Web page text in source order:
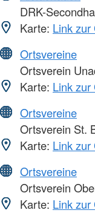
DRK-
Karte: Link zur
Ortsvereine
Ortsverein
Karte: Link zur
Ortsvereine
Ortsverein St.
Karte: Link zur
Ortsvereine
Ortsverein
Karte: Link zur